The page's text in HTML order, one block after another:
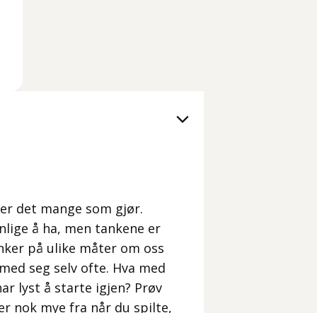
det mange som gjør.
å ha, men tankene er
på ulike måter om oss
seg selv ofte. Hva med
lyst å starte igjen? Prøv
nok mye fra når du spilte,